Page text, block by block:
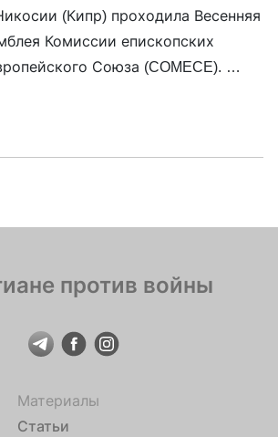
(Кипр) проходила Весенняя
Комиссии епископских
Союза (COMECE).
ведет украинский народ не
против войны
Материалы
Статьи